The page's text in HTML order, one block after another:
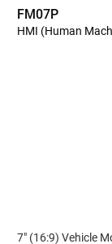
FM07P
HMI (Human
7" (16:9) Vehicle